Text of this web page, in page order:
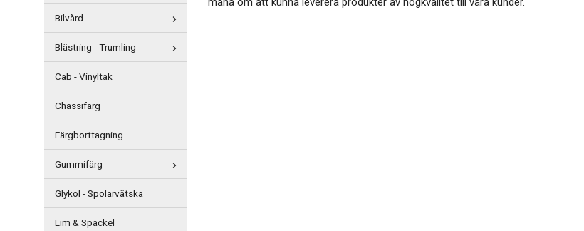
Bilvård
Blästring - Trumling
Cab - Vinyltak
Chassifärg
Färgborttagning
Gummifärg
Glykol - Spolarvätska
Lim & Spackel